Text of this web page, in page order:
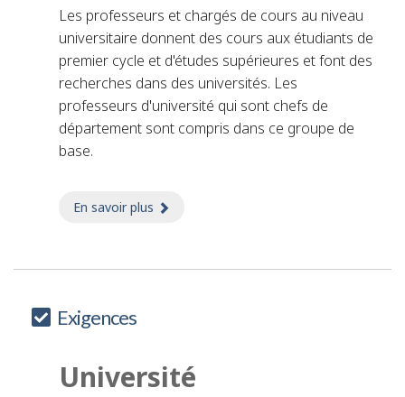
Les professeurs et chargés de cours au niveau
universitaire donnent des cours aux étudiants de
premier cycle et d'études supérieures et font des
recherches dans des universités. Les
professeurs d'université qui sont chefs de
département sont compris dans ce groupe de
base.
En savoir plus
Exigences
Université